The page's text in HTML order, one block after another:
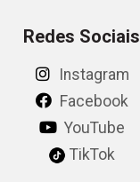
Redes Sociais
Instagram
Facebook
YouTube
TikTok